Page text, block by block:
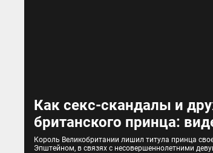
Как секс-скандалы и
британского принца:
Король Великобритании лишил титула принца
Эпштейном, в связях с несовершеннолетними